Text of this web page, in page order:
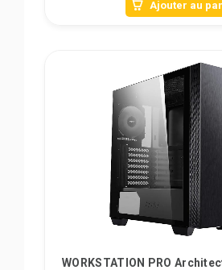
Ajouter au
WORKSTATION PRO